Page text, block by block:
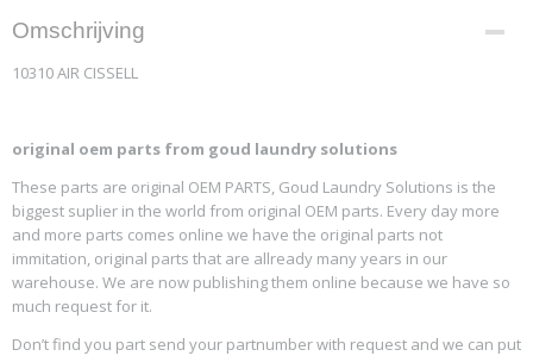
Omschrijving
10310 AIR CISSELL
original oem parts from goud laundry solutions
These parts are original OEM PARTS, Goud Laundry Solutions is the
biggest suplier in the world from original OEM parts. Every day more
and more parts comes online we have the original parts not
immitation, original parts that are allready many years in our
warehouse. We are now publishing them online because we have so
much request for it.
Don’t find you part send your partnumber with request and we can put